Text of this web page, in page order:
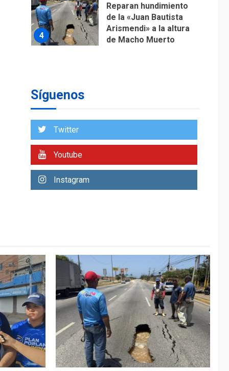
4
Reparan hundimiento
de la «Juan Bautista
Arismendi» a la altura
de Macho Muerto
Plan de contingencia
7
US$183.000 millones
para alcanzar 3
millones de bdp
1
REGIONALES ÚLTIMA HORA
Libro de Guadalupe
Burelli eleva sus
velas en Margarita
REGIONALES ÚLTIMA HORA
Síguenos
Twitter
Youtube
Instagram